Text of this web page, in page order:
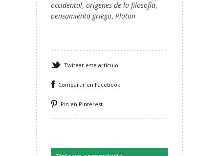
occidental, orígenes de la filosofía,
pensamiento griego, Platon
Twitear este artículo
Compartir en Facebook
Pin en Pinterest